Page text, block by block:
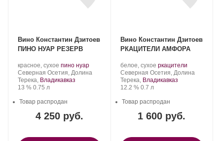
Вино Константин Дзитоев
ПИНО НУАР РЕЗЕРВ
Производитель:
Константин
Дзитоев.
красное, сухое .
Сорт
винограда:
пино нуар.
Регион:
Северная Осетия, Долина
Терека, Владикавказ
Крепость
13 %. Объем
0.75 л
4 250 руб.
Товар распродан
Вино Константин Дзитоев
РКАЦИТЕЛИ АМФОРА
Производитель:
Константин
Дзитоев.
белое, сухое .
Сорт
винограда:
ркацители.
Регион:
Северная Осетия, Долина
Терека, Владикавказ
Крепость
12.2 %. Объем
0.7 л
1 600 руб.
Товар распродан